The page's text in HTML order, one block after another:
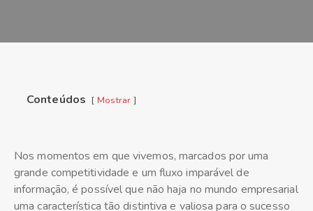
Conteúdos Mostrar
Nos momentos em que vivemos, marcados por uma
grande competitividade e um fluxo imparável de
informação, é possível que não haja no mundo empresarial
uma característica tão distintiva e valiosa para o sucesso